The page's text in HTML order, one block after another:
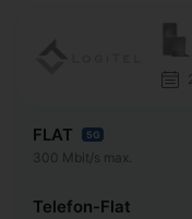
FLAT 5G
300 Mbit/s max.
Telefon-Flat